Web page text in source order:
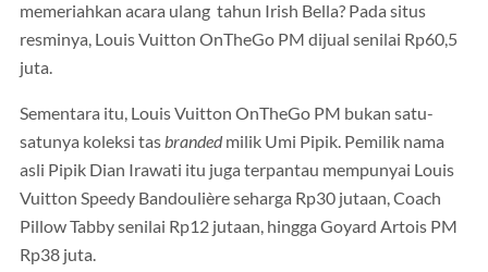
memeriahkan acara ulang tahun Irish Bella? Pada situs
resminya, Louis Vuitton OnTheGo PM dijual senilai Rp60,5
juta.
Sementara itu, Louis Vuitton OnTheGo PM bukan satu-
satunya koleksi tasbrandedmilik Umi Pipik. Pemilik nama
asli Pipik Dian Irawati itu juga terpantau mempunyai Louis
Vuitton Speedy Bandoulière seharga Rp30 jutaan, Coach
Pillow Tabby senilai Rp12 jutaan, hingga Goyard Artois PM
Rp38 juta.